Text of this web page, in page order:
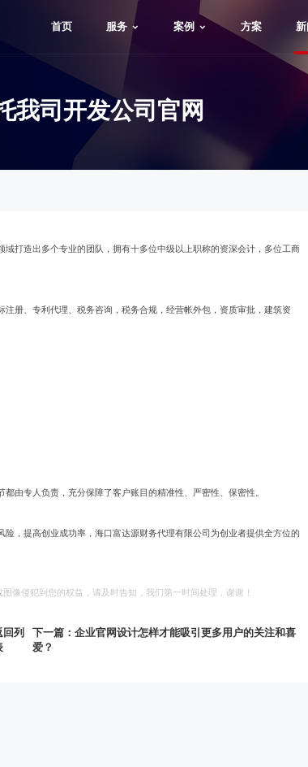
首页 服务 案例 方案 新
我司开发公司官网
打造出多个专业的团队，拥有十多位中级以上职称的资深会计，多位工商
册、专利代理、税务咨询，税务合规，经营帐外包，资质审批，建筑资
由专人负责，充分保障了客户账目的精准性、严密性、保密性。
，提高创业成功率，海口富达源财务代理有限公司为创业者提供全方位的
像侵犯到您的权益，请及时告知，我们第一时间处理，谢谢！
回列
下一篇：企业官网设计怎样才能吸引更多用户的关注和喜
爱？